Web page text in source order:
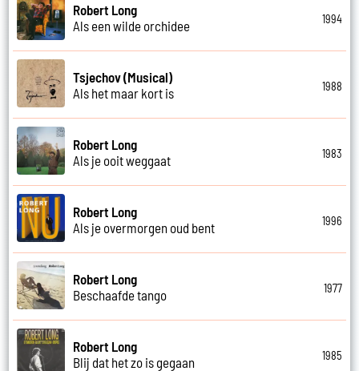
Robert Long
Als een wilde orchidee
1994
Tsjechov (Musical)
Als het maar kort is
1988
Robert Long
Als je ooit weggaat
1983
Robert Long
Als je overmorgen oud bent
1996
Robert Long
Beschaafde tango
1977
Robert Long
Blij dat het zo is gegaan
1985